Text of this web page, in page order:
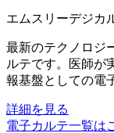
エムスリーデジカ
最新のテクノロジ
ルテです。医師が
報基盤としての電
詳細を見る
電子カルテ一覧は